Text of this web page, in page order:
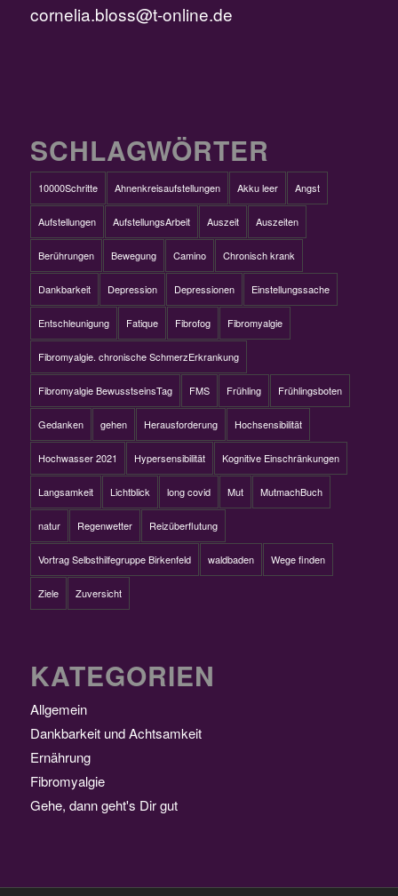
cornelia.bloss@t-online.de
SCHLAGWÖRTER
10000Schritte Ahnenkreisaufstellungen Akku leer Angst
Aufstellungen AufstellungsArbeit Auszeit Auszeiten
Berührungen Bewegung Camino Chronisch krank
Dankbarkeit Depression Depressionen Einstellungssache
Entschleunigung Fatique Fibrofog Fibromyalgie
Fibromyalgie. chronische SchmerzErkrankung
Fibromyalgie BewusstseinsTag FMS Frühling Frühlingsboten
Gedanken gehen Herausforderung Hochsensibilität
Hochwasser 2021 Hypersensibilität Kognitive Einschränkungen
Langsamkeit Lichtblick long covid Mut MutmachBuch
natur Regenwetter Reizüberflutung
Vortrag Selbsthilfegruppe Birkenfeld waldbaden Wege finden
Ziele Zuversicht
KATEGORIEN
Allgemein
Dankbarkeit und Achtsamkeit
Ernährung
Fibromyalgie
Gehe, dann geht's Dir gut